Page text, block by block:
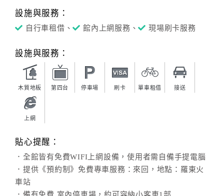
設施與服務：
自行車租借、 館內上網服務、 現場刷卡服務
設施與服務：
木質地板 第四台 停車場 刷卡 單車租借 接送
上網
貼心提醒：
．全館皆有免費WIFI上網設備，使用者需自備手提電腦
．提供《預約制》免費專車服務：來回，地點：羅東火
車站